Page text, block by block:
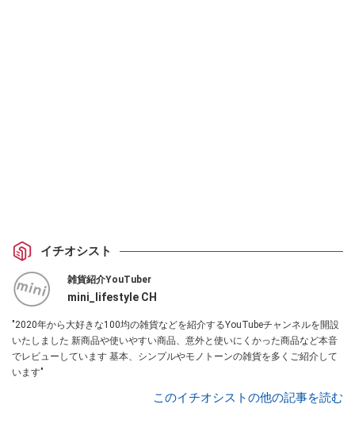
イチオシスト
雑貨紹介YouTuber
mini_lifestyle CH
"2020年から大好きな100均の雑貨などを紹介するYouTubeチャンネルを開設
いたしました 新商品や使いやすい商品、意外と使いにくかった商品など本音
でレビューしています 基本、シンプルやモノトーンの雑貨を多くご紹介して
います"
このイチオシストの他の記事を読む